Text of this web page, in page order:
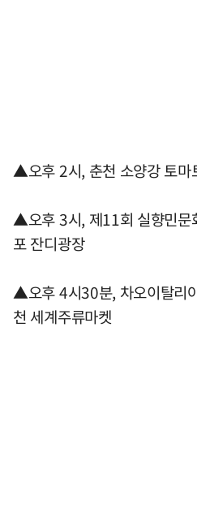
▲오후 2시, 춘천 소양강 토마
▲오후 3시, 제11회 실향민문
포 잔디광장
▲오후 4시30분, 차오이탈리
천 세계주류마켓